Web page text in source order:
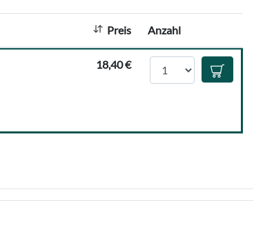
:
Preis Anzahl
18,40 € In den